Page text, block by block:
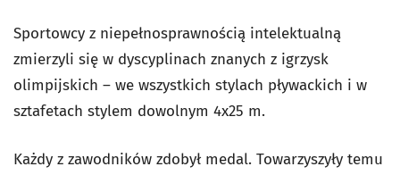
Sportowcy z niepełnosprawnością intelektualną
zmierzyli się w dyscyplinach znanych z igrzysk
olimpijskich – we wszystkich stylach pływackich i w
sztafetach stylem dowolnym 4x25 m.
Każdy z zawodników zdobył medal. Towarzyszyły temu